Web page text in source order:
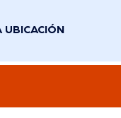
UBICACIÓN